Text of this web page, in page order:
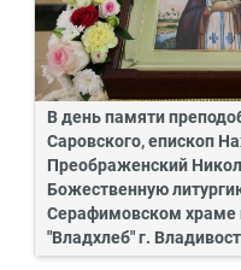
В день памяти
Саровского, епископ
Преображенский
Божественную
Серафимовском храме
"Владхлеб" г.